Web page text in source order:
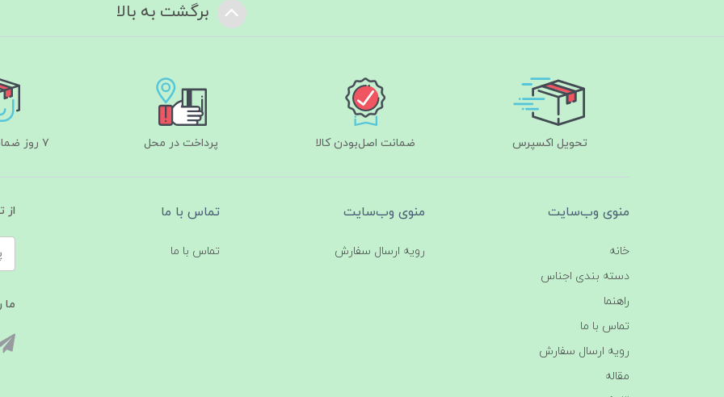
برگشت به بالا
تحویل اکسپرس ضمانت اصل‌بودن کالا پرداخت در محل ۷ روز ضمانت بازگشت
منوی وب‌سایت
خانه
دسته بندی اجناس
راهنما
تماس با ما
رویه ارسال سفارش
مقاله
منوی وب‌سایت
رویه ارسال سفارش
تماس با ما
تماس با ما
از
ما